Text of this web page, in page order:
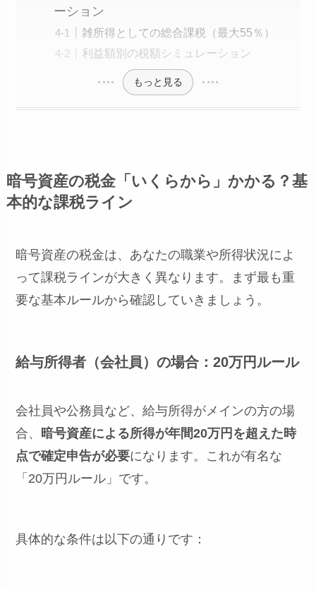
ーション
雑所得としての総合課税（最大55％）
利益額別の税額シミュレーション
もっと見る
暗号資産の税金「いくらから」かかる？基
本的な課税ライン
暗号資産の税金は、あなたの職業や所得状況によ
って課税ラインが大きく異なります。まず最も重
要な基本ルールから確認していきましょう。
給与所得者（会社員）の場合：20万円ルール
会社員や公務員など、給与所得がメインの方の場
合、 暗号資産による所得が年間20万円を超えた時
点で確定申告が必要になります。これが有名な
「20万円ルール」です。
具体的な条件は以下の通りです：